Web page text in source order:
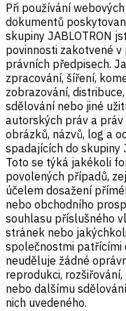
Při používání
dokumentů
skupiny JABLOTRON
povinnosti zakotvené
právních předpisech.
zpracování, šíření,
zobrazování,
sdělování nebo jiné
autorských práv a
obrázků, názvů, log a
spadajících do skupiny
Toto se týká jakékoli
povolených případů,
účelem dosažení
nebo obchodního
souhlasu příslušného
stránek nebo
společnostmi patřícími
neuděluje žádné
reprodukci,
nebo dalšímu
nich uvedeného.